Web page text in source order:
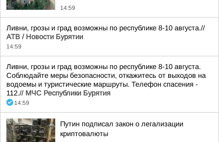
14:59
Ливни, грозы и град возможны по республике 8-10 августа.//
АТВ / Новости Бурятии
14:59
Ливни, грозы и град возможны по республике 8-10 августа.
Соблюдайте меры безопасности, откажитесь от выходов на
водоемы и туристические маршруты. Телефон спасения -
112.// МЧС Республики Бурятия
14:59
Путин подписал закон о легализации
криптовалюты